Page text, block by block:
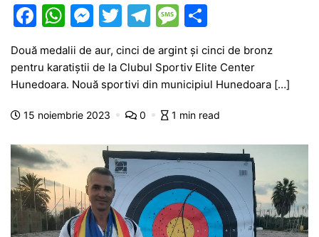
F
c
e
b
o
o
k
W
at
s
A
p
p
M
s
s
e
g
er
T
itt
er
T
e
gr
a
m
M
s
s
a
e
ta
je
a
z
ă
Două medalii de aur, cinci de argint și cinci de bronz
pentru karatiștii de la Clubul Sportiv Elite Center
Hunedoara. Nouă sportivi din municipiul Hunedoara […]
15 noiembrie 2023 0 1 min read